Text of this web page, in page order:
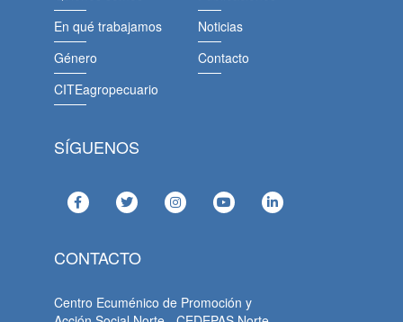
En qué trabajamos
Género
CITEagropecuario
Noticias
Contacto
SÍGUENOS
CONTACTO
Centro Ecuménico de Promoción y